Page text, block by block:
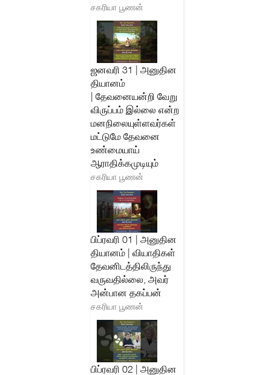
சகரியா பூணன்
ஜனவரி 31 | அனுதின
தியானம்
| தேவனையன்றி வேறு
விருப்பம் இல்லை என்ற
மனநிலையுள்ளவர்கள்
மட்டுமே தேவனை
உண்மையாய்
ஆராதிக்கமுடியும்
சகரியா பூணன்
பிப்ரவரி 01 | அனுதின
தியானம் | வியாதிகள்
தேவனிடத்திலிருந்து
வருவதில்லை, அவர்
அன்பான தகப்பன்
சகரியா பூணன்
பிப்ரவரி 02 | அனுதின